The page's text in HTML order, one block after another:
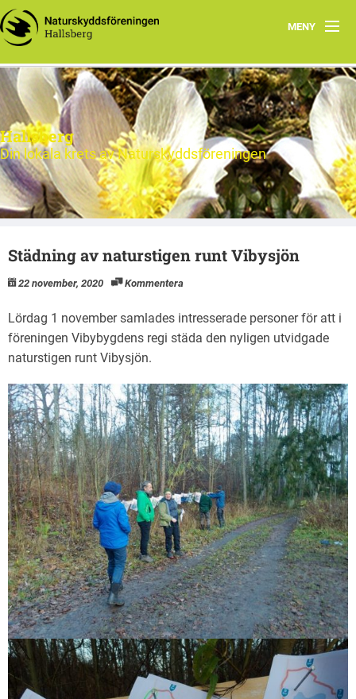
MENY
Hem
Nytt och Aktuellt
Verksamheten
Aktiviteter 2026
Natur
Hallsberg
Din lokala krets av Naturskyddsföreningen
Städning av naturstigen runt Vibysjön
22 november, 2020 Kommentera
Lördag 1 november samlades intresserade personer för att i
föreningen Vibybygdens regi städa den nyligen utvidgade
naturstigen runt Vibysjön.